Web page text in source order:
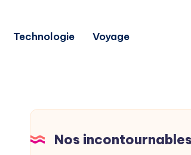
Technologie Voyage
Nos incontournables